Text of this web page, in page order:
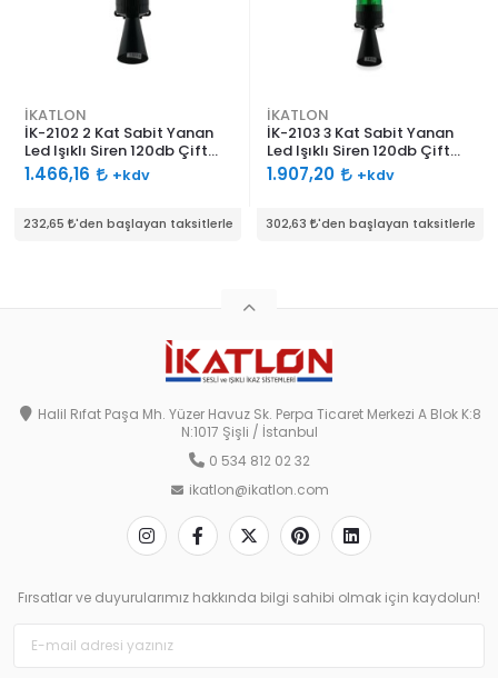
232,65 'den başlayan taksitlerle
İKATLON
İK-2102 2 Kat Sabit Yanan
Led Işıklı Siren 120db Çift
Ses Borulu
1.466,16 +kdv
302,63 'den başlayan taksitlerle
İKATLON
İK-2103 3 Kat Sabit Yanan
Led Işıklı Siren 120db Çift
Ses Borulu
1.907,20 +kdv
Halil Rıfat Paşa Mh. Yüzer Havuz Sk. Perpa Ticaret Merkezi A Blok K:8
N:1017 Şişli / İstanbul
0 534 812 02 32
ikatlon@ikatlon.com
Fırsatlar ve duyurularımız hakkında bilgi sahibi olmak için kaydolun!